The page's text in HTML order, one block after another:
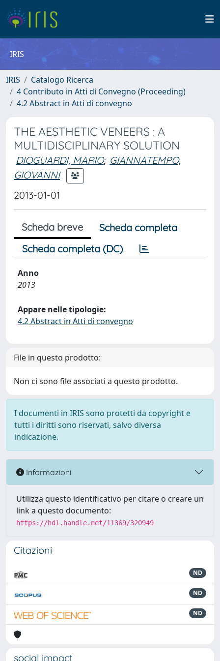
IRIS
IRIS
Catalogo Ricerca
4 Contributo in Atti di Convegno (Proceeding)
4.2 Abstract in Atti di convegno
THE AESTHETIC VENEERS : A
MULTIDISCIPLINARY SOLUTION
DIOGUARDI, MARIO; GIANNATEMPO,
GIOVANNI
2013-01-01
Scheda breve
Scheda completa
Scheda completa (DC)
Anno
2013
Appare nelle tipologie:
4.2 Abstract in Atti di convegno
File in questo prodotto:
Non ci sono file associati a questo prodotto.
I documenti in IRIS sono protetti da copyright e
tutti i diritti sono riservati, salvo diversa
indicazione.
Informazioni
Utilizza questo identificativo per citare o creare un
link a questo documento:
https://hdl.handle.net/11369/320949
Citazioni
ND
ND
ND
social impact